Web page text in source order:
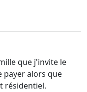
que j'invite le
payer alors que
résidentiel.